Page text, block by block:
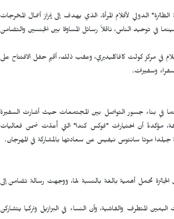
الدولي لأفلام المرأة، الذي يهدف إلى إبراز أعمال المخرجات
في توحيد الناس، ناقلاً رسائل المساواة بين الجنسين والتضامن
من 2 إلى 7 حزيران/يونيو، بعروض أفلام في مركز كولت كافاكليديري، وعقب ذلك، أقيم حفل الافتتاح على
وسفيرات.
في بناء جسور التواصل بين المجتمعات حيث أشارت السفيرة
مؤكدةً أن اختيارات "فوكس كندا" التي أُعدّت ضمن فعاليات
موتا سانتوس نيفيس عن سعادتها بالمشاركة في المهرجان.
تحمل أهمية بالغة بالنسبة لها، ووجهت رسالة تضامن إلى
المتطرف والفاشية، وأن النساء في البرازيل وتركيا يتشاركن